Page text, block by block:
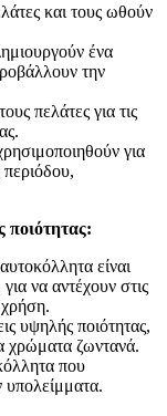
και τους ωθούν
ένα
την
πελάτες για τις
για
ποιότητας:
είναι
να αντέχουν στις
χρήση.
υψηλής ποιότητας,
χρώματα ζωντανά.
που
υπολείμματα.